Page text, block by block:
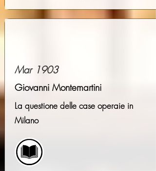
Mar 1903
Giovanni Montemartini
La questione delle case operaie in
Milano